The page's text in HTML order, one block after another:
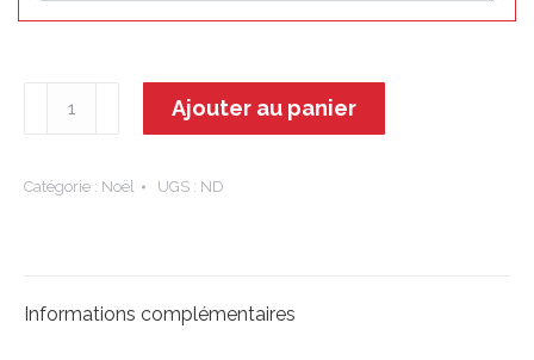
de
Ajouter au panier
Catégorie : Noël UGS : ND
Informations complémentaires